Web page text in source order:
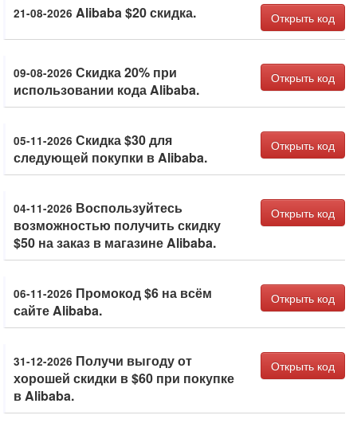
21-08-2026 Alibaba $20 скидка. Открыть код
09-08-2026 Скидка 20% при
использовании кода Alibaba.
Открыть код
05-11-2026 Скидка $30 для
следующей покупки в Alibaba.
Открыть код
04-11-2026 Воспользуйтесь
возможностью получить скидку
$50 на заказ в магазине Alibaba.
Открыть код
06-11-2026 Промокод $6 на всём
сайте Alibaba.
Открыть код
31-12-2026 Получи выгоду от
хорошей скидки в $60 при покупке
в Alibaba.
Открыть код